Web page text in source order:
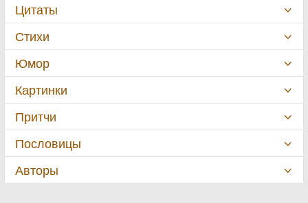
Цитаты
Стихи
Юмор
Картинки
Притчи
Пословицы
Авторы